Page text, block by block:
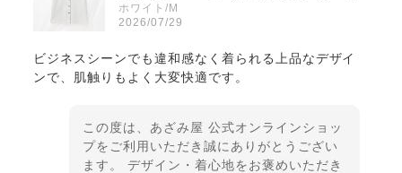
ホワイト/M
2026/07/29
ビジネスシーンでも違和感なく着られる上品なデザイ
ンで、肌触りもよく大変快適です。
この度は、あざみ屋 公式オンラインショッ
プをご利用いただき誠にありがとうござい
ます。 デザイン・着心地をお褒めいただき